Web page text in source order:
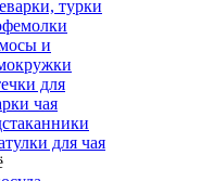
турки
и
для
чая
для чая